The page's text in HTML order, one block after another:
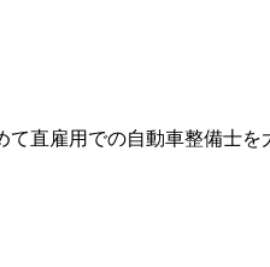
直雇用での自動車整備士